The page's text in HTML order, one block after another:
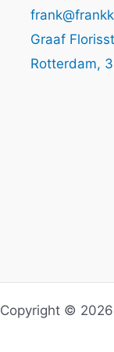
Graaf
Rotterdam,
Copyright © 2026